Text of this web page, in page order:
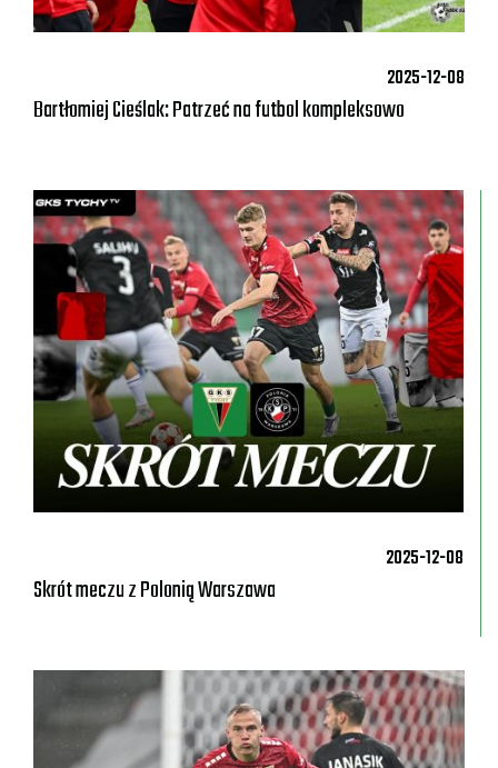
2025-12-08
Bartłomiej Cieślak: Patrzeć na futbol kompleksowo
2025-12-08
Skrót meczu z Polonią Warszawa